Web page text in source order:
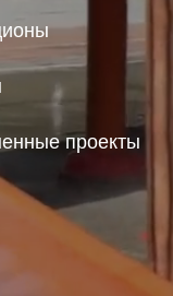
проекты